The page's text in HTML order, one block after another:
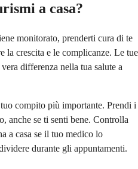
a casa?
monitorato, prenderti cura di te
la crescita e le complicanze. Le tue
differenza nella tua salute a
compito più importante. Prendi i
anche se ti senti bene. Controlla
a casa se il tuo medico lo
durante gli appuntamenti.